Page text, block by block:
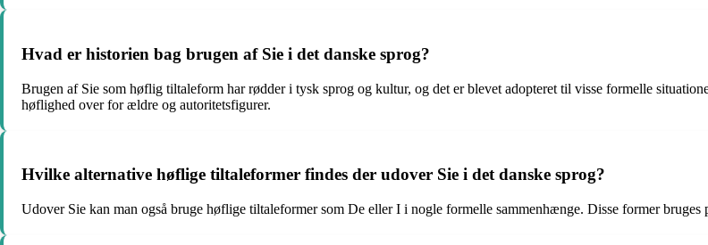
Hvad er historien bag brugen af Sie i det danske sprog?
Brugen af Sie som høflig tiltaleform har rødder i tysk sprog og kultur, og det er blevet adopteret til visse formelle
høflighed over for ældre og autoritetsfigurer.
Hvilke alternative høflige tiltaleformer findes der udover Sie i det danske sprog?
Udover Sie kan man også bruge høflige tiltaleformer som De eller I i nogle formelle sammenhænge. Disse former